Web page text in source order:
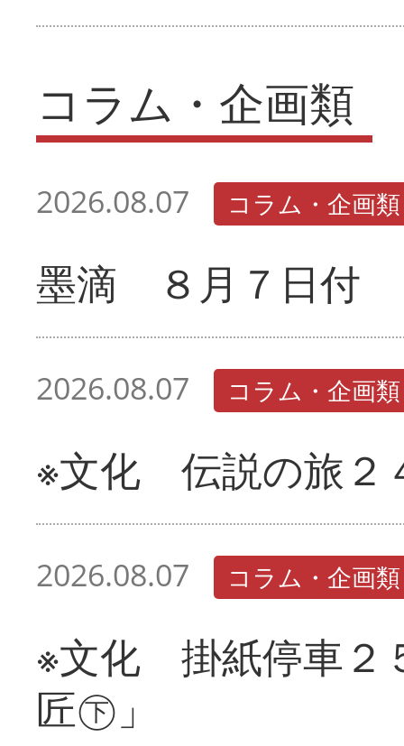
コラム・企画類
2026.08.07 コラム・企画類
墨滴 ８月７日付
2026.08.07 コラム・企画類
※文化 伝説の旅２
2026.08.07 コラム・企画類
※文化 掛紙停車２
匠㊦」